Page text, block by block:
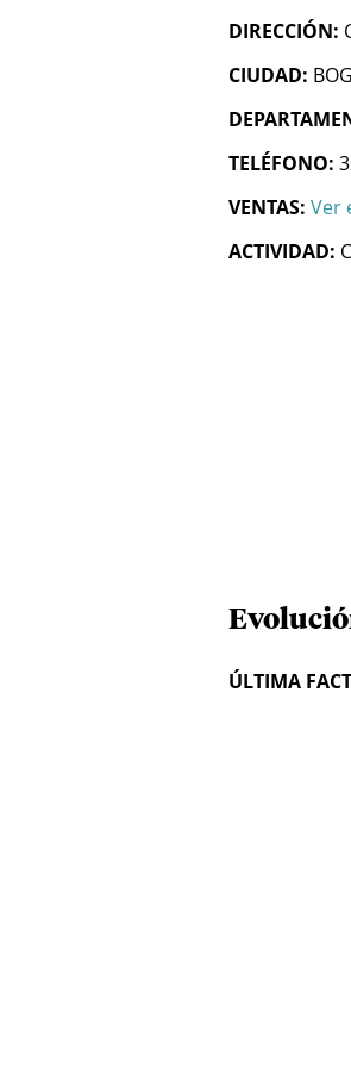
DIRECCIÓN:
CIUDAD:
TELÉFONO:
VENTAS: Ver
ACTIVIDAD:
ÚLTIMA